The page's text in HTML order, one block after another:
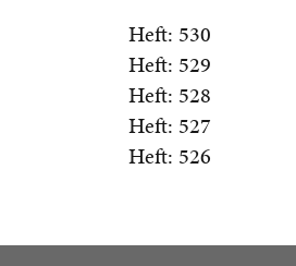
Heft: 530
Heft: 529
Heft: 528
Heft: 527
Heft: 526